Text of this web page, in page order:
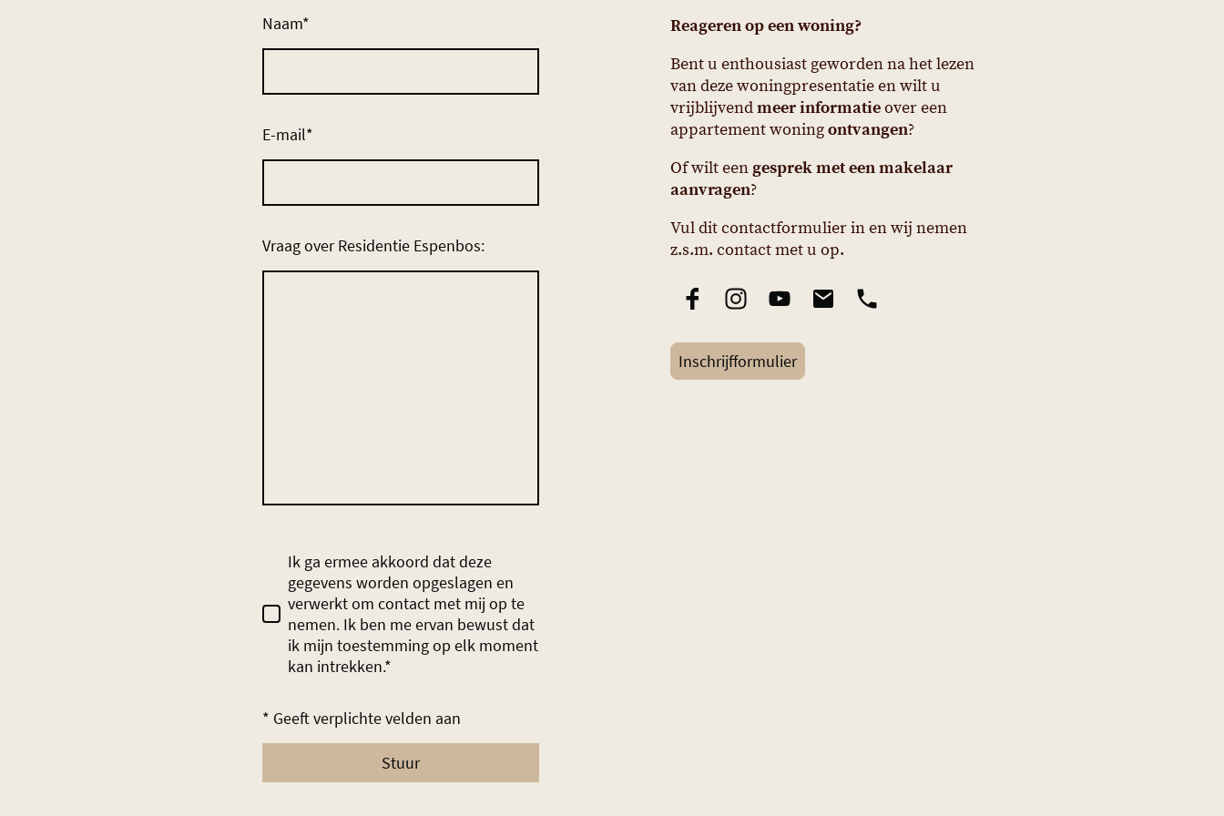
Naam*
E-mail*
Vraag over Residentie Espenbos:
Ik ga ermee akkoord dat deze
gegevens worden opgeslagen en
verwerkt om contact met mij op te
nemen. Ik ben me ervan bewust dat
ik mijn toestemming op elk moment
kan intrekken.*
* Geeft verplichte velden aan
Stuur
Reageren op een woning?
Bent u enthousiast geworden na het lezen
van deze woningpresentatie en wilt u
vrijblijvendmeer informatieover een
appartement woningontvangen?
Of wilt een gesprek met een makelaar
aanvragen?
Vul dit contactformulier in en wij nemen
z.s.m. contact met u op.
Inschrijfformulier